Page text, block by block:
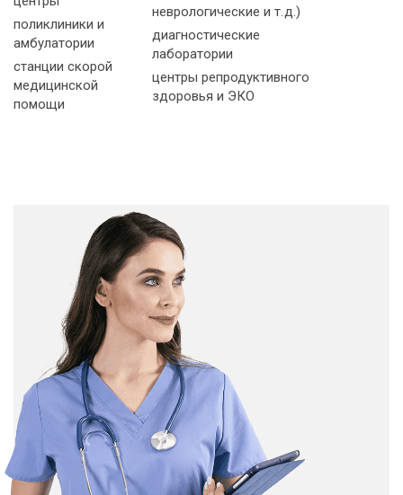
поликлиники и
амбулатории
станции скорой
медицинской
помощи
неврологические и т. д.)
диагностические
лаборатории
центры репродуктивного
здоровья и ЭКО